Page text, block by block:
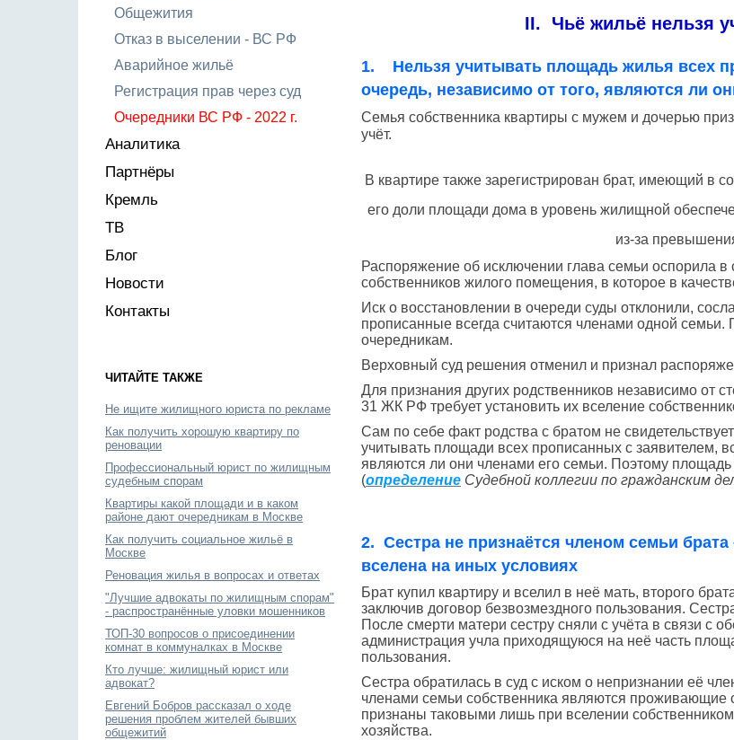
Общежития
Отказ в выселении - ВС РФ
Аварийное жильё
Регистрация прав через суд
Очередники ВС РФ - 2022 г.
Аналитика
Партнёры
Кремль
ТВ
Блог
Новости
Контакты
ЧИТАЙТЕ ТАКЖЕ
Не ищите жилищного юриста по рекламе
Как получить хорошую квартиру по
реновации
Профессиональный юрист по жилищным
судебным спорам
Квартиры какой площади и в каком
районе дают очередникам в Москве
Как получить социальное жильё в
Москве
Реновация жилья в вопросах и ответах
"Лучшие адвокаты по жилищным спорам"
- распространённые уловки мошенников
ТОП-30 вопросов о присоединении
комнат в коммуналках в Москве
Кто лучше: жилищный юрист или
адвокат?
Евгений Бобров рассказал о ходе
решения проблем жителей бывших
общежитий
II. Чьё жильё нельзя
1. Нельзя учитывать площадь жилья всех
очередь, независимо от того, являются ли
Семья собственника квартиры с мужем и дочерью
учёт.
В квартире также зарегистрирован брат, имеющий в
его доли площади дома в уровень жилищной
из-за
Распоряжение об исключении глава семьи оспорила в
собственников жилого помещения, в которое в
Иск о восстановлении в очереди суды отклонили,
прописанные всегда считаются членами одной семьи.
очередникам.
Верховный суд решения отменил и признал
Для признания других родственников независимо от
31 ЖК РФ требует установить их вселение
Сам по себе факт родства с братом не
учитывать площади всех прописанных с заявителем,
являются ли они членами его семьи. Поэтому
(определение Судебной коллегии по гражданским
2. Сестра не признаётся членом семьи
вселена на иных условиях
Брат купил квартиру и вселил в неё мать, второго
заключив договор безвозмездного пользования.
После смерти матери сестру сняли с учёта в связи с
администрация учла приходящуюся на неё часть
пользования.
Сестра обратилась в суд с иском о непризнании её
членами семьи собственника являются проживающие
признаны таковыми лишь при вселении
хозяйства.